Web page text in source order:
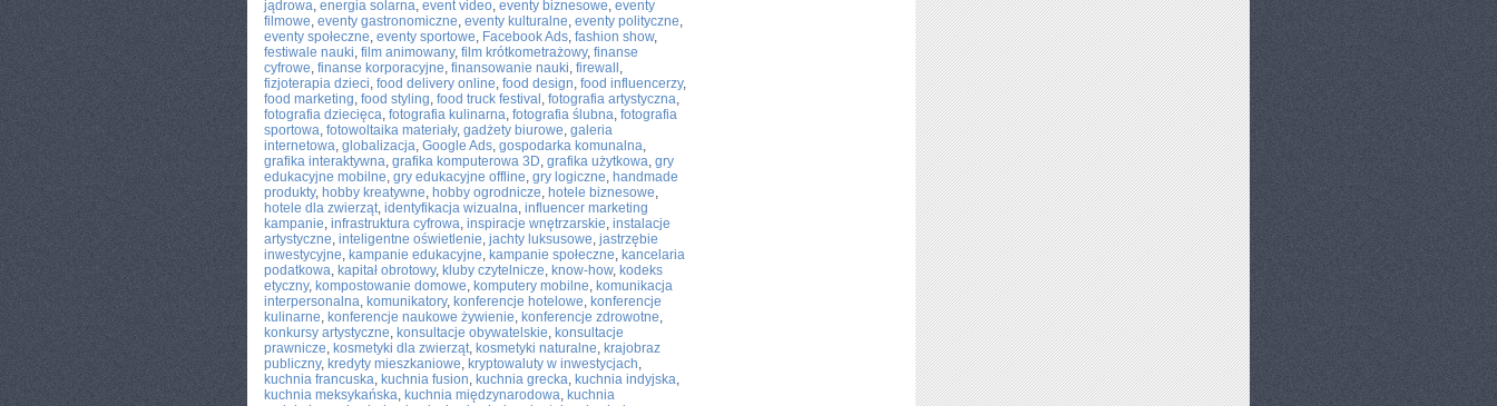
jądrowa, energia solarna, event video, eventy biznesowe, eventy
filmowe, eventy gastronomiczne, eventy kulturalne, eventy polityczne,
eventy społeczne, eventy sportowe, Facebook Ads, fashion show,
festiwale nauki, film animowany, film krótkometrażowy, finanse
cyfrowe, finanse korporacyjne, finansowanie nauki, firewall ,
fizjoterapia dzieci, food delivery online, food design, food influencerzy,
food marketing, food styling, food truck festival , fotografia artystyczna,
fotografia dziecięca, fotografia kulinarna, fotografia ślubna, fotografia
sportowa, fotowoltaika materiały, gadżety biurowe, galeria
internetowa, globalizacja, Google Ads, gospodarka komunalna,
grafika interaktywna, grafika komputerowa 3D, grafika użytkowa, gry
edukacyjne mobilne, gry edukacyjne offline, gry logiczne, handmade
produkty, hobby kreatywne, hobby ogrodnicze, hotele biznesowe,
hotele dla zwierząt, identyfikacja wizualna, influencer marketing
kampanie, infrastruktura cyfrowa, inspiracje wnętrzarskie, instalacje
artystyczne, inteligentne oświetlenie, jachty luksusowe, jastrzębie
inwestycyjne, kampanie edukacyjne, kampanie społeczne, kancelaria
podatkowa, kapitał obrotowy, kluby czytelnicze, know-how, kodeks
etyczny, kompostowanie domowe, komputery mobilne, komunikacja
interpersonalna, komunikatory, konferencje hotelowe, konferencje
kulinarne, konferencje naukowe żywienie, konferencje zdrowotne,
konkursy artystyczne, konsultacje obywatelskie, konsultacje
prawnicze, kosmetyki dla zwierząt, kosmetyki naturalne, krajobraz
publiczny, kredyty mieszkaniowe, kryptowaluty w inwestycjach,
kuchnia francuska, kuchnia fusion, kuchnia grecka, kuchnia indyjska,
kuchnia meksykańska, kuchnia międzynarodowa, kuchnia